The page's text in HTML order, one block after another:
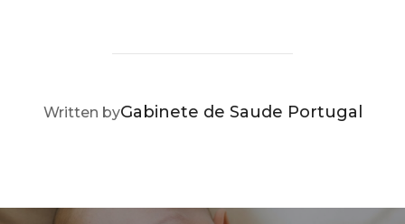
POST AUTHOR
Written byGabinete de Saude Portugal